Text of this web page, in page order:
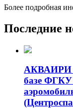
Более подробная
Последние
АКВАИРИ
базе ФГКУ